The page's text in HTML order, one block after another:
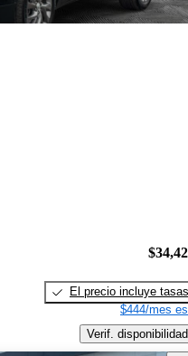
El precio incluye tasas
$444/mes
Verif. disponibilidad